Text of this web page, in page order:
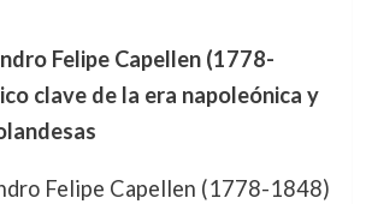
Felipe Capellen (1778-
clave de la era napoleónica y
Felipe Capellen (1778-1848)